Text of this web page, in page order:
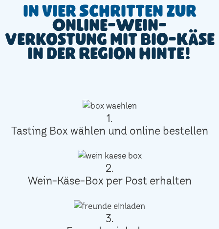
In vier Schritten zur
Online-Wein-
Verkostung mit Bio-Käse
in der Region Hinte!
1.
Tasting Box wählen und online bestellen
2.
Wein-Käse-Box per Post erhalten
3.